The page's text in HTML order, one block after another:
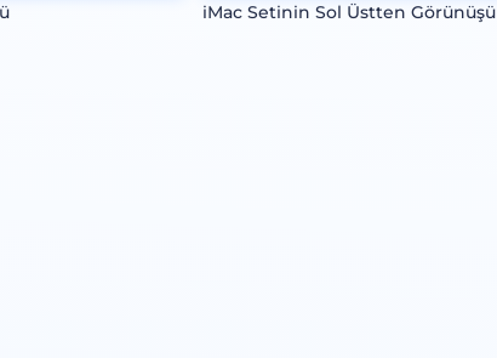
iMac Setinin Sol Üstten Görünüşü